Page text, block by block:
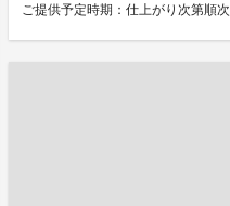
ご提供予定時期：仕上がり次第順次